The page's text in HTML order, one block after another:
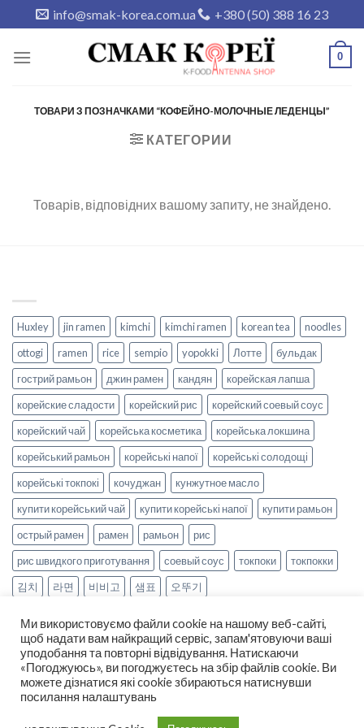
to
content
info@smak-korea.com.ua +380 (50) 388 16 23
0
ТОВАРИ З ПОЗНАЧКАМИ “КОФЕЙНО-МОЛОЧНЫЕ ЛЕДЕНЦЫ”
КАТЕГОРИИ
Товарів, відповідних вашому запиту, не знайдено.
Huxley jin ramen kimchi kimchi ramen korean tea
noodles
ottogi
ramen rice sempio yopokki Лотте
бульдак
гострий рамьон
джин рамен кандян
корейская лапша
корейские сладости
корейский рис
корейский соевый соус
корейский чай
корейська косметика
корейська локшина
корейський рамьон
корейські напої
корейські солодощі
корейські токпокі
кочуджан
кунжутное масло
купити корейський чай
купити корейські напої
купити рамьон
острый рамен
рамен рамьон
рис
рис швидкого приготування
соевый соус токпоки
токпокки
김치
라면 비비고 샘표 오뚜기
НОВИНИ РЕЦЕПТИ
ОПЛАТА ТА ДОСТАВКА
ДОГОВІР ОФЕРТИ
Ми використовуємо файли cookie на нашому веб-сайті,
щоб надати вам найкращий сервіс, запам'ятовуючи ваші
уподобання та повторні відвідування. Натискаючи
«Погоджуюсь», ви погоджуєтесь на збір файлів cookie. Ви
можете дізнатися які cookie збираються натиснувши
посилання налаштувань